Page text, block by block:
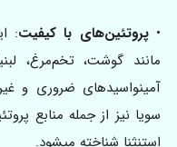
•پروتئین‌های با کیفیت:
مانند گوشت، تخم‌مرغ،
آمینواسیدهای ضروری و
سویا نیز از جمله منابع
استنثنا شناخته میشود.